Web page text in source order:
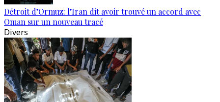
Détroit d’Ormuz: l’Iran dit avoir trouvé un accord avec
Oman sur un nouveau tracé
Divers